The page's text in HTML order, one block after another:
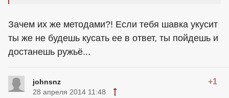
Зачем их же методами?! Если тебя шавка укусит
ты же не будешь кусать ее в ответ, ты пойдешь и
достанешь ружьё...
johnsnz +1
28 апреля 2014 11:48